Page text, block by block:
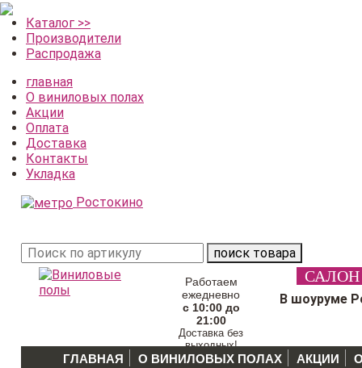
Каталог >>
Производители
Распродажа
главная
О виниловых полах
Акции
Оплата
Доставка
Контакты
Укладка
Ростокино
поиск товара
Работаем
ежедневно
с 10:00 до
21:00
Доставка без
выходных!
В шоуруме
ГЛАВНАЯ О ВИНИЛОВЫХ ПОЛАХ АКЦИИ